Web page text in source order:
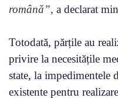
română”, a declarat
Totodată, părțile au
privire la necesitățile
state, la impedimentele
existente pentru